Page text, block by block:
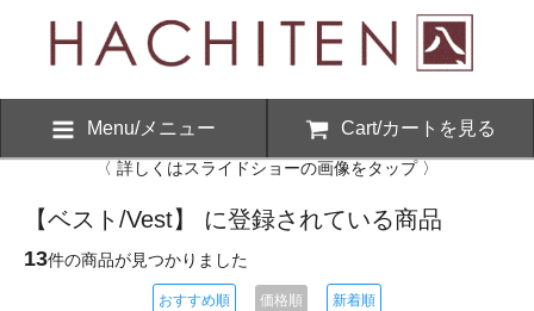
Menu/メニュー Cart/カートを見る
〈 詳しくはスライドショーの画像をタップ 〉
【ベスト/Vest】 に登録されている商品
13件の商品が見つかりました
おすすめ順 価格順 新着順